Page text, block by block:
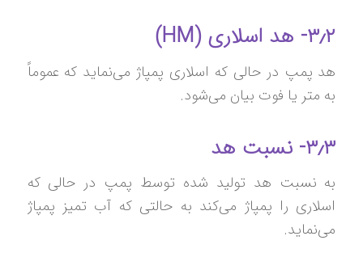
۳٫۲- هد اسلاری (HM)
هد پمپ در حالی که اسلاری پمپاژ می‌نماید که عموماً
به متر یا فوت بیان می‌شود.
۳٫۳- نسبت هد
به نسبت هد تولید شده توسط پمپ در حالی که
اسلاری را پمپاژ می‌کند به حالتی که آب تمیز پمپاژ
می‌نماید.